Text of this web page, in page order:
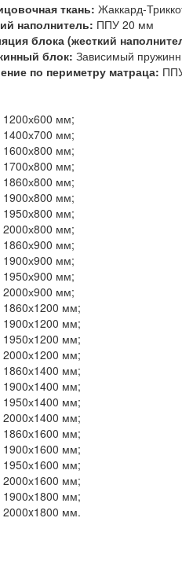
ткань: Жаккард-
наполнитель: ППУ 20 мм
блока (жесткий
блок: Зависимый
по периметру матраца:
мм;
1400х700 мм;
1600х800 мм;
1700х800 мм;
1860х800 мм;
1900х800 мм;
1950х800 мм;
2000х800 мм;
1860х900 мм;
1900х900 мм;
1950х900 мм;
2000х900 мм;
1860х1200 мм;
1900х1200 мм;
1950х1200 мм;
2000х1200 мм;
1860х1400 мм;
1900х1400 мм;
1950х1400 мм;
2000х1400 мм;
1860х1600 мм;
1900х1600 мм;
1950х1600 мм;
2000х1600 мм;
1900х1800 мм;
2000x1800 мм.